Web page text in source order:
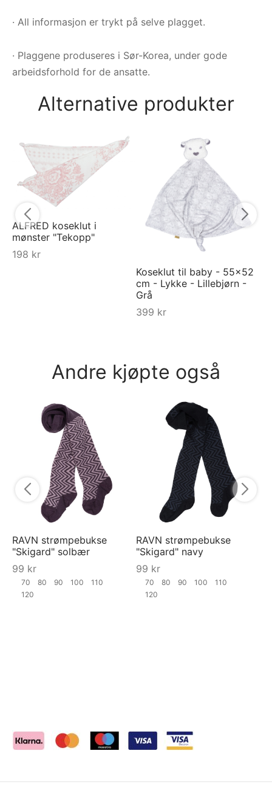
· All informasjon er trykt på selve plagget.
· Plaggene produseres i Sør-Korea, under gode
arbeidsforhold for de ansatte.
Alternative produkter
ALFRED koseklut i
mønster "Tekopp"
198 kr
Koseklut til baby - 55x52
cm - Lykke - Lillebjørn -
Grå
399 kr
Andre kjøpte også
RAVN strømpebukse
"Skigard" solbær
99 kr
70 80 90 100
110
120
RAVN strømpebukse
"Skigard" navy
99 kr
70 80 90 100
110
120